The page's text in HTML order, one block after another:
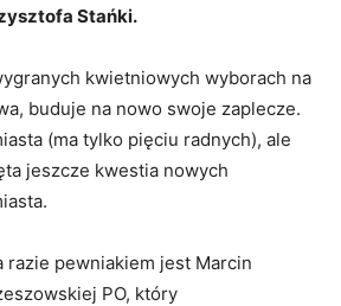
Stańki.
kwietniowych wyborach na
buduje na nowo swoje zaplecze.
(ma tylko pięciu radnych), ale
jeszcze kwestia nowych
razie pewniakiem jest Marcin
PO, który